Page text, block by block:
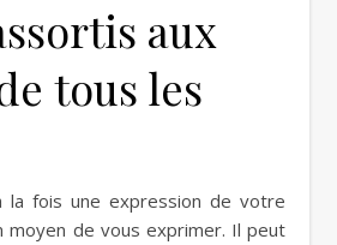
aux
tous les
la fois une expression de votre
moyen de vous exprimer. Il peut